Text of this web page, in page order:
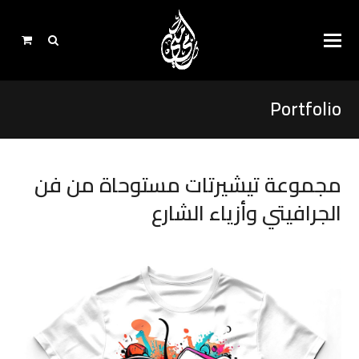
Portfolio
مجموعة تيشيرتات مستوحاة من فن
الجرافيتي وأزياء الشارع